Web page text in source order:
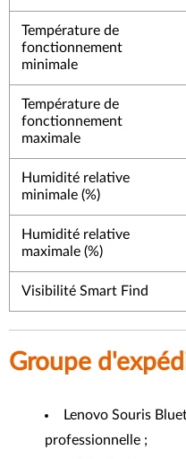
Température de
fonctionnement
minimale
Température de
fonctionnement
maximale
Humidité relative
minimale (%)
Humidité relative
maximale (%)
Visibilité Smart Find
Groupe
Lenovo Souris
professionnelle ;